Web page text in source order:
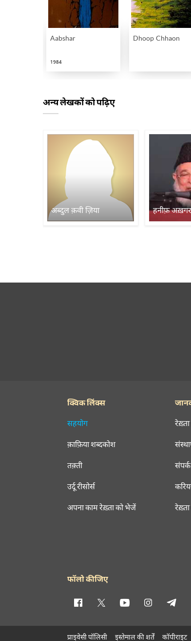
Aabshar
1984
Dhoop Chhaon
अन्य लेखकों को पढ़िए
अब्दुल क़वी ज़िया हनीफ़ अख़गर
क्विक लिंक्स
सहयोग
क़ाफ़िया शब्दकोश
तक़्ती
उर्दू रीसोर्स
अपना काम रेख़्ता को भेजें
फॉलो कीजिए
प्राइवेसी पॉलिसी इस्तेमाल की शर्तें कॉपीराइट